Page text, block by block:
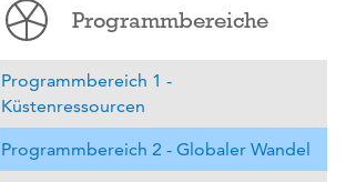
Programmbereiche
Programmbereich 1 -
Küstenressourcen
Programmbereich 2 - Globaler Wandel